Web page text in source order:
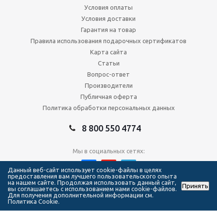
Условия оплаты
Условия доставки
Гарантия на товар
Правила использования подарочных сертификатов
Карта сайта
Статьи
Вопрос-ответ
Производители
Публичная оферта
Политика обработки персональных данных
8 800 550 4774
Мы в социальных сетях:
2026 © Сеть магазинов Forma Hockey
111
Данный веб-сайт использует cookie-файлы в целях
предоставления вам лучшего пользовательского опыта
на нашем сайте. Продолжая использовать данный сайт,
вы соглашаетесь с использованием нами cookie-файлов.
Для получения дополнительной информации см.
Политика Cookie.
Принять